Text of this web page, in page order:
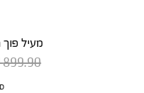
מעיל
מחיר
899.90 ₪